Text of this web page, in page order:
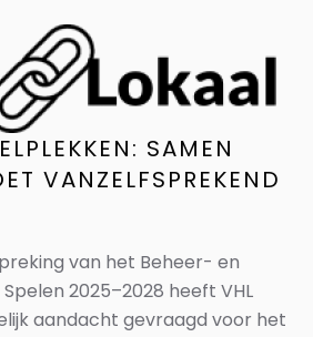
SAMEN
VANZELFSPREKEND
van het Beheer- en
2025–2028 heeft VHL
aandacht gevraagd voor het